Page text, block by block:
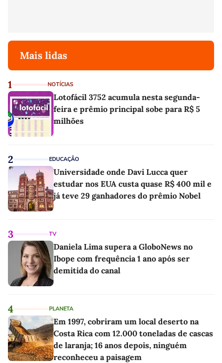
Mais lidas
1 NOTÍCIAS
Lotofácil 3752 acumula nesta segunda-
feira e prêmio principal sobe para R$ 5
milhões
2 EDUCAÇÃO
Universidade onde Davi Lucca quer
estudar nos EUA custa quase R$ 400 mil e
já teve 29 ganhadores do prêmio Nobel
3 TV
Daniela Lima supera a GloboNews no
Ibope com frequência 1 ano após ser
demitida do canal
4 PLANETA
Em 1997, cobriram um local deserto na
Costa Rica com 12.000 toneladas de cascas
de laranja; 16 anos depois, ninguém
reconheceu a paisagem